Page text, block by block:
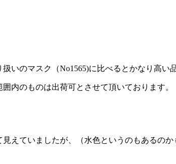
いのマスク（No1565)に比べるとかなり高い
内のものは出荷可とさせて頂いております。
えていましたが、（水色というのもあるの